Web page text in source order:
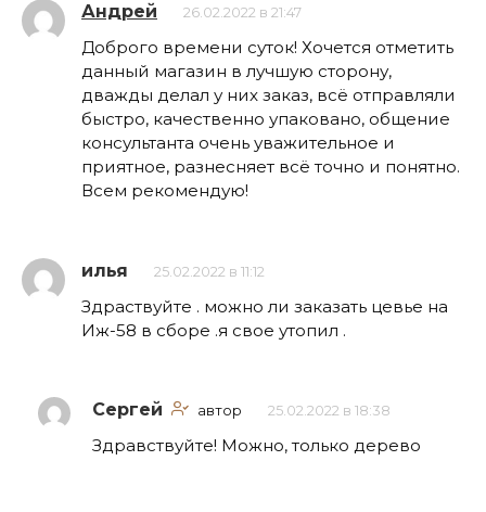
Андрей 26.02.2022 в 21:47
Доброго времени суток! Хочется отметить
данный магазин в лучшую сторону,
дважды делал у них заказ, всё отправляли
быстро, качественно упаковано, общение
консультанта очень уважительное и
приятное, разнесняет всё точно и понятно.
Всем рекомендую!
илья 25.02.2022 в 11:12
Здраствуйте . можно ли заказать цевье на
Иж-58 в сборе .я свое утопил .
Сергей автор 25.02.2022 в 18:38
Здравствуйте! Можно, только дерево